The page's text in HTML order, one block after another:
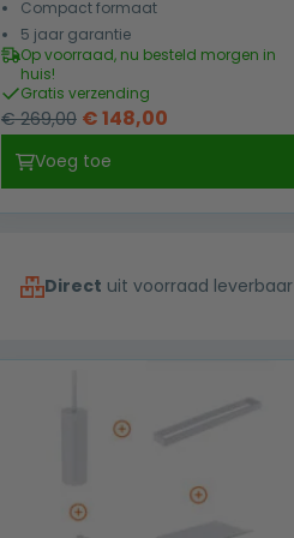
Compact formaat
5 jaar garantie
Op voorraad, nu besteld morgen in
huis!
Gratis verzending
€269,00 Oorspronkelijke
€ 269,00.
€148,00Huidige
€ 148,00.
Voeg toe
Direct uit voorraad leverbaar